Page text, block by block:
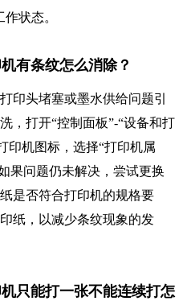
状态。
有条纹怎么消除？
印头堵塞或墨水供给问题引
，打开“控制面板”-“设备和打
印机图标，选择“打印机属
果问题仍未解决，尝试更换
是否符合打印机的规格要
纸，以减少条纹现象的发
只能打一张不能连续打怎